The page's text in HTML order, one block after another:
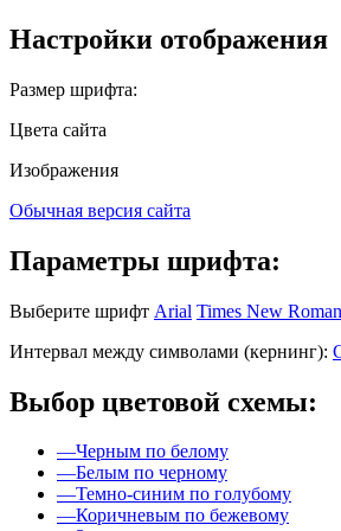
Настройки отображения
Размер шрифта:
Цвета сайта
Изображения
Обычная версия сайта
Параметры шрифта:
Выберите шрифт Arial Times New Roman
Интервал между символами (кернинг):
Выбор цветовой схемы:
—Черным по белому
—Белым по черному
—Темно-синим по голубому
—Коричневым по бежевому